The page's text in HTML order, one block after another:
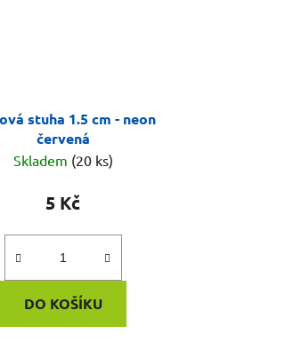
stuha 1.5 cm - neon
červená
Skladem (20 ks)
5 Kč
DO KOŠÍKU